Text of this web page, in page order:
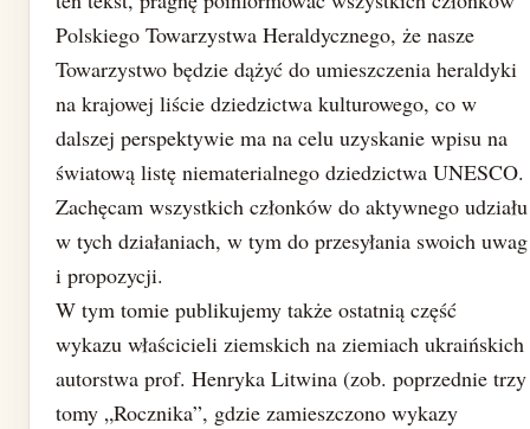
Polskiego Towarzystwa Heraldycznego, że nasze
Towarzystwo będzie dążyć do umieszczenia heraldyki
na krajowej liście dziedzictwa kulturowego, co w
dalszej perspektywie ma na celu uzyskanie wpisu na
światową listę niematerialnego dziedzictwa UNESCO.
Zachęcam wszystkich członków do aktywnego udziału
w tych działaniach, w tym do przesyłania swoich uwag
i propozycji.
W tym tomie publikujemy także ostatnią część
wykazu właścicieli ziemskich na ziemiach ukraińskich
autorstwa prof. Henryka Litwina (zob. poprzednie trzy
tomy „Rocznika”, gdzie zamieszczono wykazy